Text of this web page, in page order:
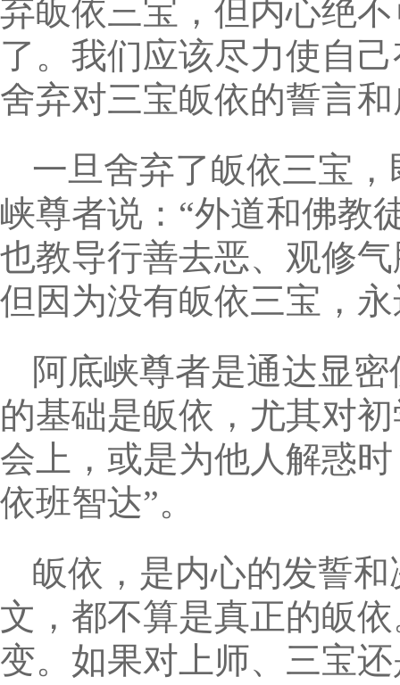
弃皈依三宝，但内心绝
了。我们应该尽力使自
舍弃对三宝皈依的誓言
一旦舍弃了皈依三宝
峡尊者说：“外道和佛教
也教导行善去恶、观修
但因为没有皈依三宝，
阿底峡尊者是通达显
的基础是皈依，尤其对
会上，或是为他人解惑
依班智达”。
皈依，是内心的发誓
文，都不算是真正的皈
变。如果对上师、三宝